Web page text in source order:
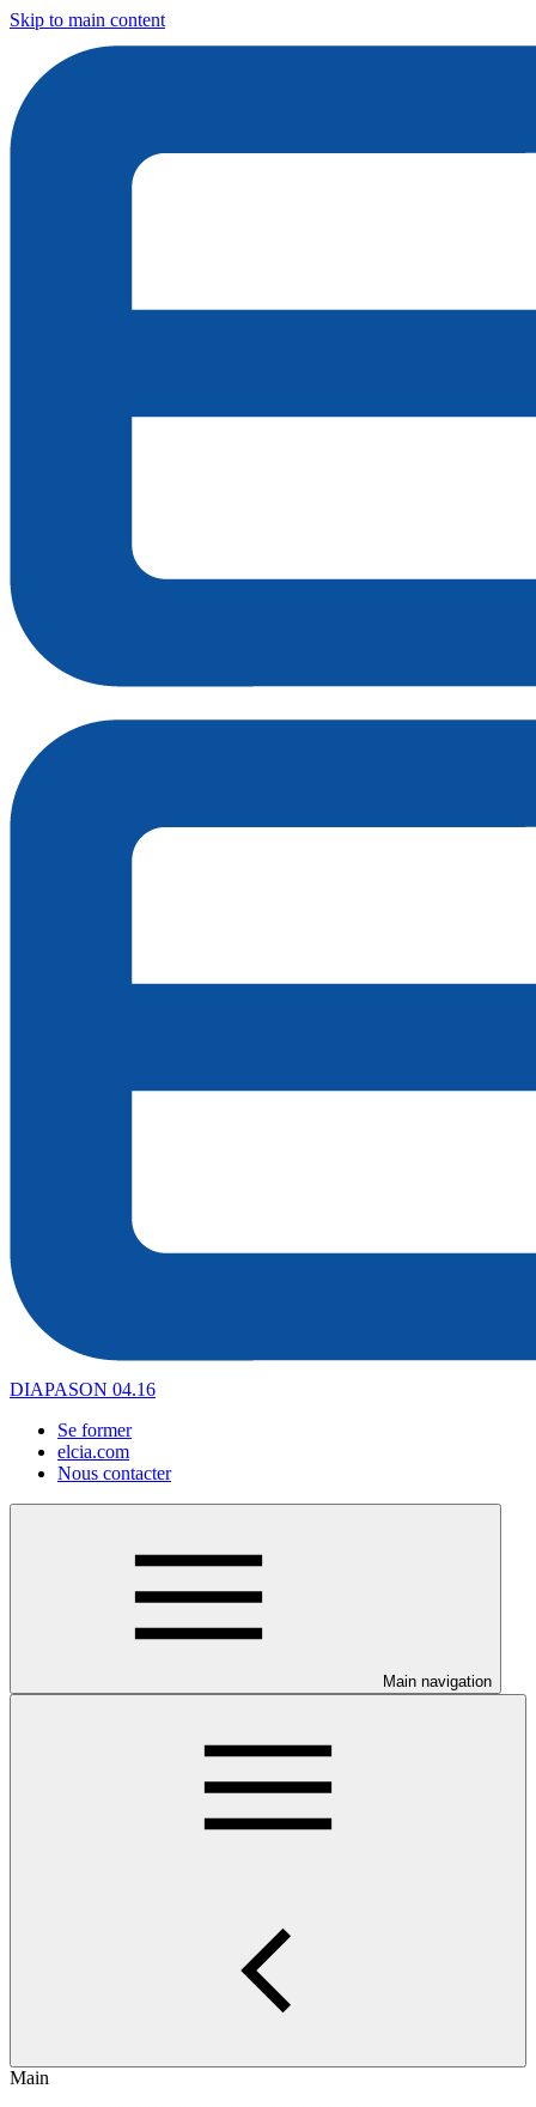
Skip to main content
DIAPASON 04.16
Se former
elcia.com
Nous contacter
Main navigation
Main